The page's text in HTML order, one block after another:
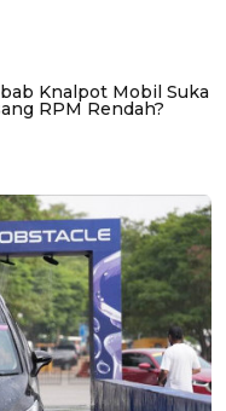
Knalpot Mobil Suka
RPM Rendah?